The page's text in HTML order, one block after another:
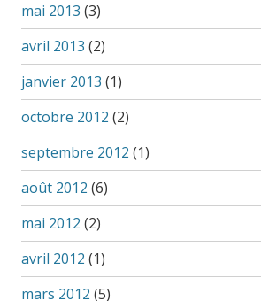
mai 2013 (3)
avril 2013 (2)
janvier 2013 (1)
octobre 2012 (2)
septembre 2012 (1)
août 2012 (6)
mai 2012 (2)
avril 2012 (1)
mars 2012 (5)